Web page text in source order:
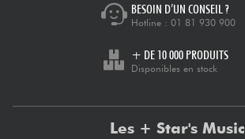
BESOIN D’UN CONSEIL ?
Hotline : 01 81 930 900
+ DE 10 000 PRODUITS
Disponibles en stock
Les + Star's Music